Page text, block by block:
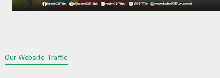
Our Website Traffic